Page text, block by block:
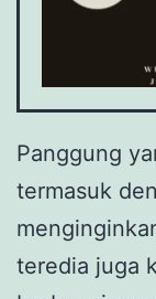
Panggung
termasuk
teredia juga